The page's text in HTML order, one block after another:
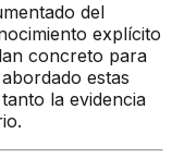
del
explícito
concreto para
estas
la evidencia